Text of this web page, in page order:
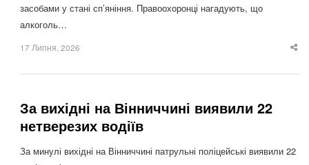
засобами у стані сп’яніння. Правоохоронці нагадують, що
алкоголь…
17 Липня, 2026
За вихідні на Вінниччині виявили 22
нетверезих водіїв
За минулі вихідні на Вінниччині патрульні поліцейські виявили 22